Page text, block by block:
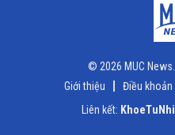
© 2026 MUC
Giới thiệu
Điều khoản
Liên kết: